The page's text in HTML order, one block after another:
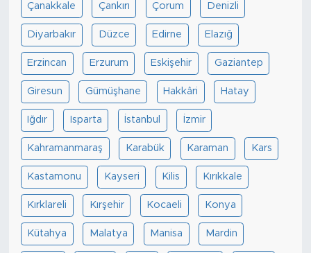
Çanakkale Çankırı Çorum Denizli
Diyarbakır Düzce Edirne Elazığ
Erzincan Erzurum Eskişehir Gaziantep
Giresun Gümüşhane Hakkâri Hatay
Iğdır Isparta İstanbul İzmir
Kahramanmaraş Karabük Karaman Kars
Kastamonu Kayseri Kilis Kırıkkale
Kırklareli Kırşehir Kocaeli Konya
Kütahya Malatya Manisa Mardin